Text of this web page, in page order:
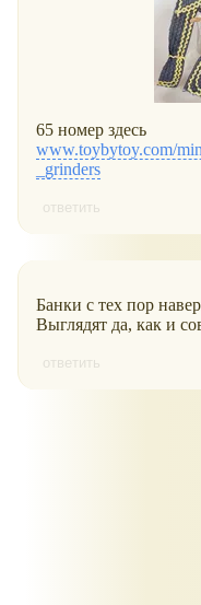
65 номер здесь
www.toybytoy.com/
_grinders
ответить
Банки с тех пор
Выглядят да, как и
ответить